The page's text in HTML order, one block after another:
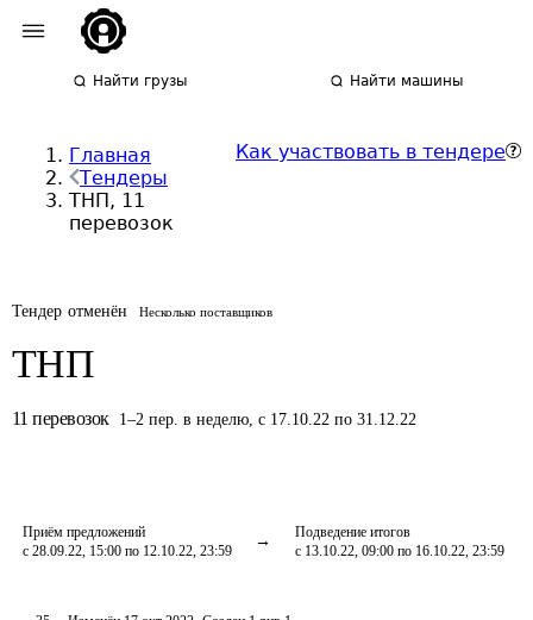
Найти грузы Найти машины
Главная
Тендеры
ТНП, 11
перевозок
Как участвовать в тендере
Тендер отменён Несколько поставщиков
ТНП
11 перевозок 1–2 пер. в неделю, с 17.10.22 по 31.12.22
Приём предложений
с 28.09.22, 15:00 по 12.10.22, 23:59
Подведение итогов
с 13.10.22, 09:00 по 16.10.22, 23:59